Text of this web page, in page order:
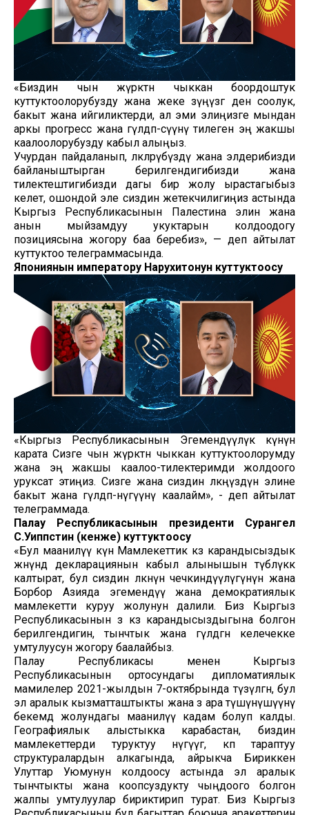
«Биздин чын жүрөктөн чыккан боордоштук
куттуктоолорубузду жана жеке өзүңүзгө ден соолук,
бакыт жана ийгиликтерди, ал эми элиңизге мындан
аркы прогресс жана гүлдөп-өсүүнү тилеген эң жакшы
каалоолорубузду кабыл алыңыз.
Учурдан пайдаланып, өлкөлөрүбүздү жана элдерибизди
байланыштырган берилгендигибизди жана
тилектештигибизди дагы бир жолу ырастагыбыз
келет, ошондой эле сиздин жетекчилигиңиз астында
Кыргыз Республикасынын Палестина элин жана
анын мыйзамдуу укуктарын колдоодогу
позициясына жогору баа беребиз», — деп айтылат
куттуктоо телеграммасында.
Япониянын императору Нарухитонун куттуктоосу
«Кыргыз Республикасынын Эгемендүүлүк күнүнө
карата Сизге чын жүрөктөн чыккан куттуктоолорумду
жана эң жакшы каалоо-тилектеримди жолдоого
уруксат этиңиз. Сизге жана сиздин өлкөңүздүн элине
бакыт жана гүлдөп-өнүгүүнү каалайм», - деп айтылат
телеграммада.
Палау Республикасынын президенти Сурангел
С.Уиппстин (кенже) куттуктоосу
«Бул маанилүү күн Мамлекеттик көз карандысыздык
жөнүндө декларациянын кабыл алынышын түбөлүккө
калтырат, бул сиздин өлкөнүн чечкиндүүлүгүнүн жана
Борбор Азияда эгемендүү жана демократиялык
мамлекетти куруу жолунун далили. Биз Кыргыз
Республикасынын өз көз карандысыздыгына болгон
берилгендигин, тынчтык жана гүлдөгөн келечекке
умтулуусун жогору баалайбыз.
Палау Республикасы менен Кыргыз
Республикасынын ортосундагы дипломатиялык
мамилелер 2021-жылдын 7-октябрында түзүлгөн, бул
эл аралык кызматташтыкты жана өз ара түшүнүшүүнү
бекемдөө жолундагы маанилүү кадам болуп калды.
Географиялык алыстыкка карабастан, биздин
мамлекеттерди туруктуу өнүгүүгө, көп тараптуу
структуралардын алкагында, айрыкча Бириккен
Улуттар Уюмунун колдоосу астында эл аралык
тынчтыкты жана коопсуздукту чыңдоого болгон
жалпы умтулуулар бириктирип турат. Биз Кыргыз